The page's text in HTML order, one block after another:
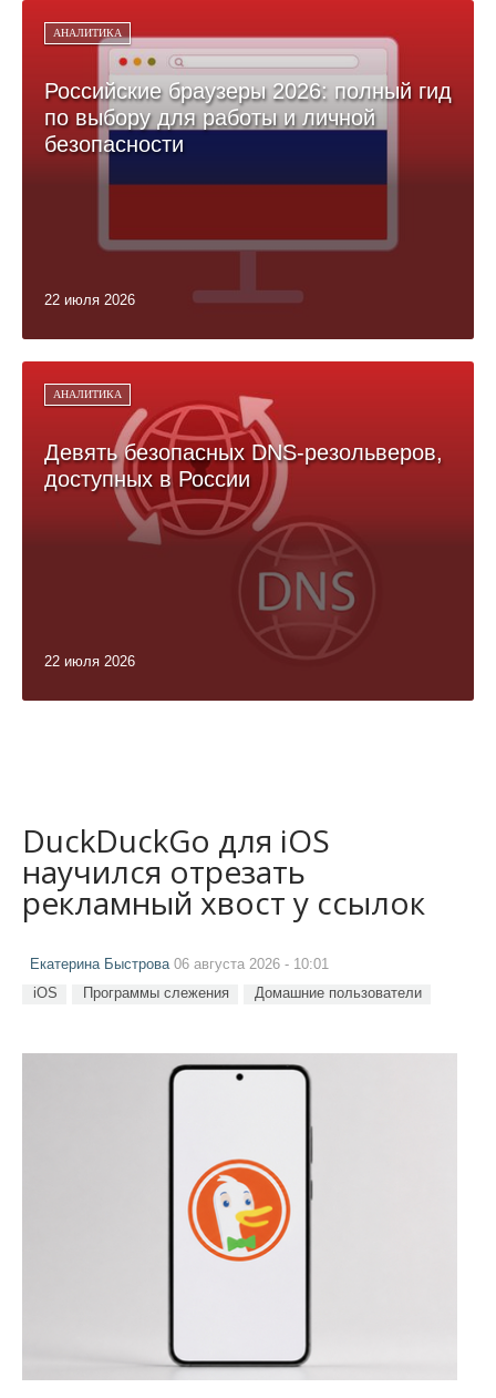
АНАЛИТИКА
Российские браузеры 2026: полный гид
по выбору для работы и личной
безопасности
22 июля 2026
АНАЛИТИКА
Девять безопасных DNS-резольверов,
доступных в России
22 июля 2026
DuckDuckGo для iOS
научился отрезать
рекламный хвост у ссылок
Екатерина Быстрова06 августа 2026 - 10:01
iOS Программы слежения Домашние пользователи